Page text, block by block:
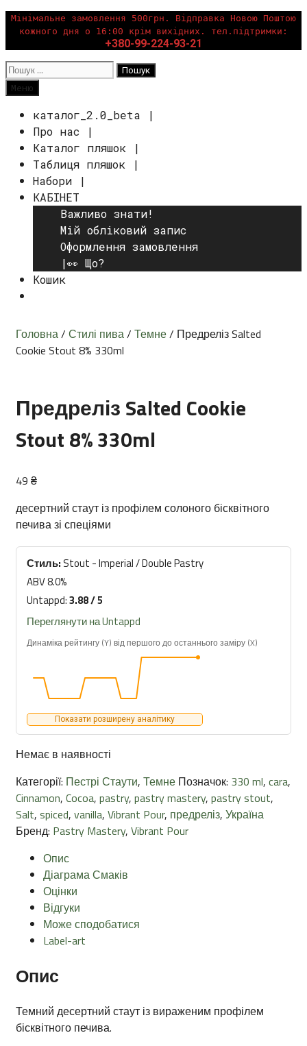
Перейти
вмісту
Мінімальне замовлення 500грн. Відправка Новою Поштою
кожного дня о 16:00 крім вихідних. тел.підтримки:
+380-99-224-93-21
Пошук:
Пошук
Меню
каталог_2.0_beta |
Про нас |
Каталог пляшок |
Таблиця пляшок |
Набори |
КАБІНЕТ
Важливо знати!
Мій обліковий запис
Оформлення замовлення
|👀 Що?
Кошик
Головна/ Стилі пива/ Темне/ Предреліз Salted
Cookie Stout 8% 330ml
Предреліз Salted Cookie
Stout 8% 330ml
49 ₴
десертний стаут із профілем солоного бісквітного
печива зі спеціями
Стиль: Stout - Imperial / Double Pastry
ABV 8.0%
Untappd:3.88 / 5
Переглянути на Untappd
Динаміка рейтингу (Y) від першого до останнього заміру (X)
Показати розширену аналітику
Немає в наявності
Категорії: Пестрі Стаути, Темне Позначок: 330 ml, cara,
Cinnamon, Cocoa, pastry, pastry mastery, pastry stout,
Salt, spiced, vanilla, Vibrant Pour, предреліз, Україна
Бренд: Pastry Mastery, Vibrant Pour
Опис
Діаграма Смаків
Оцінки
Відгуки
Може сподобатися
Label-art
Опис
Темний десертний стаут із вираженим профілем
бісквітного печива.